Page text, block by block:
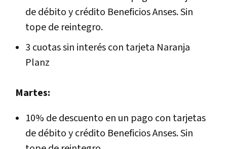
de débito y crédito Beneficios Anses. Sin
tope de reintegro.
3 cuotas sin interés con tarjeta Naranja
Planz
Martes:
10% de descuento en un pago con tarjetas
de débito y crédito Beneficios Anses. Sin